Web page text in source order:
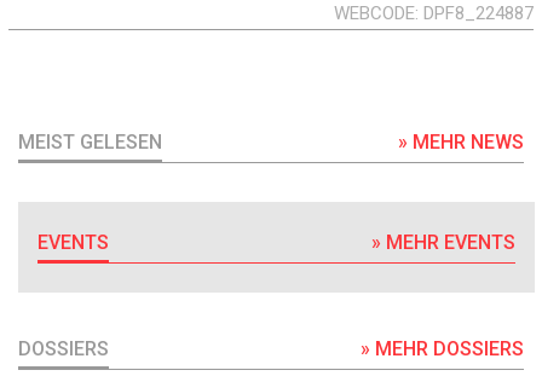
WEBCODE DPF8_224887
MEIST GELESEN » MEHR NEWS
EVENTS » MEHR EVENTS
DOSSIERS » MEHR DOSSIERS